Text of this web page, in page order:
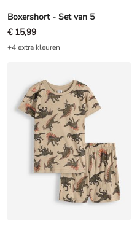
Boxershort - Set van 5
€ 15,99
+4 extra kleuren